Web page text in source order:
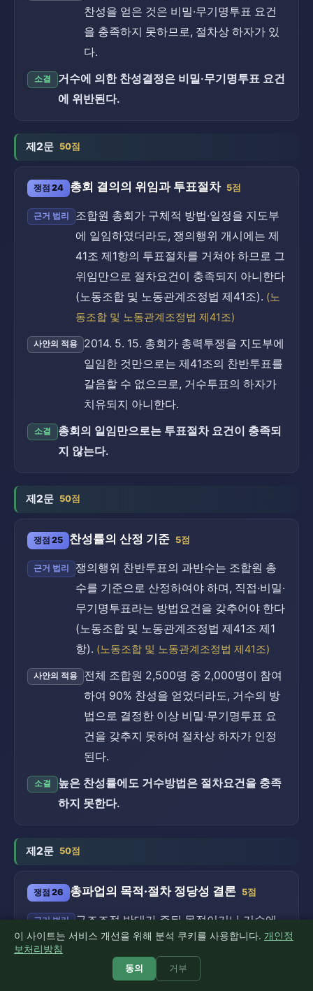
찬성을 얻은 것은 비밀·무기명투표 요건
을 충족하지 못하므로, 절차상 하자가 있
다.
소결
거수에 의한 찬성결정은 비밀·무기명투표 요건
에 위반된다.
제2문 50점
쟁점 24 총회 결의의 위임과 투표절차 5점
근거 법리
조합원 총회가 구체적 방법·일정을 지도부
에 일임하였더라도, 쟁의행위 개시에는 제
41조 제1항의 투표절차를 거쳐야 하므로 그
위임만으로 절차요건이 충족되지 아니한다
(노동조합 및 노동관계조정법 제41조). (노
동조합 및 노동관계조정법 제41조)
사안의 적용
2014. 5. 15. 총회가 총력투쟁을 지도부에
일임한 것만으로는 제41조의 찬반투표를
갈음할 수 없으므로, 거수투표의 하자가
치유되지 아니한다.
소결
총회의 일임만으로는 투표절차 요건이 충족되
지 않는다.
제2문 50점
쟁점 25 찬성률의 산정 기준 5점
근거 법리
쟁의행위 찬반투표의 과반수는 조합원 총
수를 기준으로 산정하여야 하며, 직접·비밀·
무기명투표라는 방법요건을 갖추어야 한다
(노동조합 및 노동관계조정법 제41조 제1
항). (노동조합 및 노동관계조정법 제41조)
사안의 적용
전체 조합원 2,500명 중 2,000명이 참여
하여 90% 찬성을 얻었더라도, 거수의 방
법으로 결정한 이상 비밀·무기명투표 요
건을 갖추지 못하여 절차상 하자가 인정
된다.
소결
높은 찬성률에도 거수방법은 절차요건을 충족
하지 못한다.
제2문 50점
쟁점 26 총파업의 목적·절차 정당성 결론 5점
근거 법리
구조조정 반대가 주된 목적이거나 거수에
의한 찬반결정으로 직접·비밀·무기명투표
요건을 갖추지 못하면, 총파업은 목적 또는
절차에서 정당성을 인정받기 어렵다(노동
이 사이트는 서비스 개선을 위해 분석 쿠키를 사용합니다. 개인정
보처리방침
동의 거부